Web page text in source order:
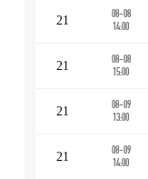
21
08-08
14:00
21
08-08
15:00
21
08-09
13:00
21
08-09
14:00